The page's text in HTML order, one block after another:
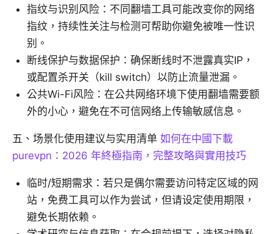
指纹与识别风险：不同翻墙工具可能改变你的网络
指纹，持续性关注与检测可帮助你避免被唯一性识
别。
断线保护与数据保护：确保断线时不泄露真实IP，
或配置杀开关（kill switch）以防止流量泄漏。
公共Wi-Fi风险：在公共网络环境下使用翻墙需要额
外的小心，避免在不可信网络上传输敏感信息。
五、场景化使用建议与实用清单 如何在中國下載
purevpn：2026 年終極指南，完整攻略與實用技巧
临时/短期需求：若只是偶尔需要访问特定区域的网
站，免费工具可以作为尝试，但请设定使用期限，
避免长期依赖。